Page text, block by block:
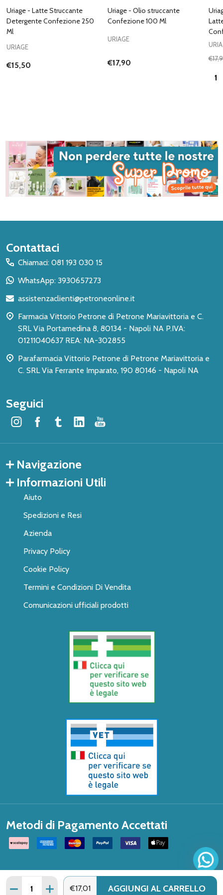
Quantità:
DIMINUISCI QUANTITÀ DI URIAGE - LATTE STRUCCANTE
AUMENTA QUANTITÀ DI URIAGE - LATTE
€17,01 AGGIUNGI AL CARRELLO
Uriage - Latte Struccante
Detergente Confezione 250
Ml
URIAGE
€15,50
Uriage - Olio struccante
Confezione 100 Ml
URIAGE
€17,90
Inizio
del
piè
pagina
Contattaci
Chiamaci: 081 193 030 15
WhatsApp: 3930657273
assistenzaclienti@petroneonline.it
Farmacia Vittorio Petrone di Petrone Mariavittoria e C.
SRL Via Portamedina 8, 80134 - Napoli NA P.IVA:
01211040637 REA: NA-302855
Parafarmacia Vittorio Petrone di Petrone Mariavittoria e
C. SRL Via Ferrante Imparato, 190 80146 - Napoli NA
Seguici
Navigazione
Informazioni Utili
Aiuto
Spedizioni e Resi
Azienda
Privacy Policy
Cookie Policy
Termini e Condizioni Di Vendita
Comunicazioni ufficiali prodotti
Metodi di Pagamento Accettati